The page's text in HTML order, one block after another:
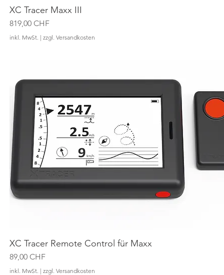
XC Tracer Maxx III
Preis
819,00 CHF
inkl. MwSt. | zzgl. Versandkosten
Schnellansicht
XC Tracer Remote Control für Maxx
Preis
89,00 CHF
inkl. MwSt. | zzgl. Versandkosten